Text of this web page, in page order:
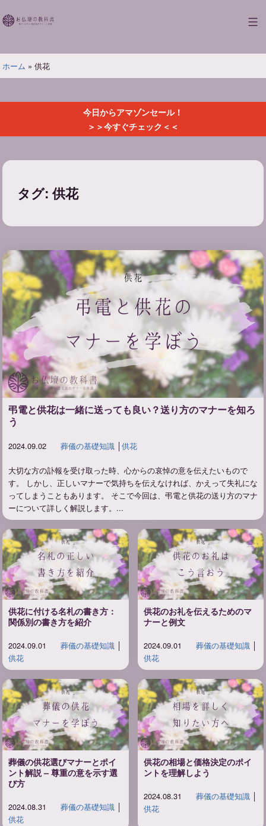
ン
ツ
へ
プ
お
壇
の
教
ホーム » 供花
今日からアマゾンセール！
＞＞今すぐチェック＜＜
タグ: 供花
弔電と供花は一緒に送っても良い？送り方のマナーを知ろ
う
2024.09.02 葬儀の基礎知識│ 供花
大切な方の訃報を受け取った時、心からの哀悼の意を伝えたいもので
す。 しかし、正しいマナーで気持ちを伝えなければ、かえって失礼にな
ってしまうこともあります。 そこで今回は、弔電と供花の送り方のマナ
ーについて詳しく解説します。...
供花に付ける名札の書き方：
関係別の書き方を紹介
2024.09.01 葬儀の基礎知識│
供花
供花のお礼を伝えるためのマ
ナーと例文
2024.09.01 葬儀の基礎知識│
供花
葬儀の供花選びマナーとポイ
ント解説 – 尊重の意を示す選
び方
2024.08.31 葬儀の基礎知識│
供花
供花の相場と価格決定のポイ
ントを理解しよう
2024.08.31 葬儀の基礎知識│
供花